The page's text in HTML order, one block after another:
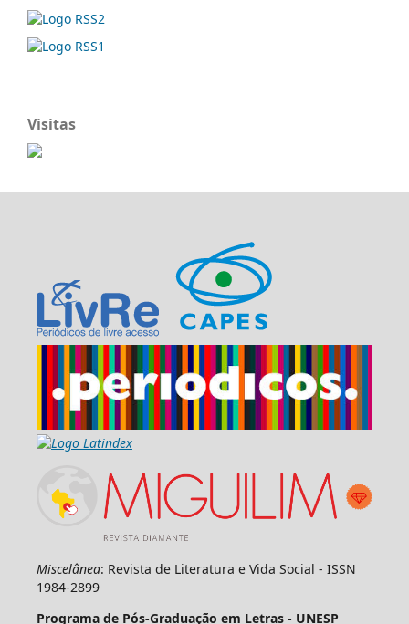
Visitas
Miscelânea: Revista de Literatura e Vida Social - ISSN
1984-2899
Programa de Pós-Graduação em Letras - UNESP